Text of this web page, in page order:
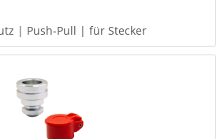
| Push-Pull | für Stecker